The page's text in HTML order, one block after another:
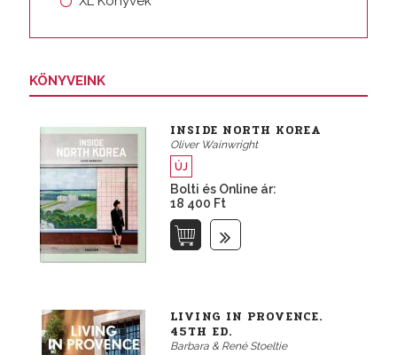
KÖNYVEINK
INSIDE NORTH KOREA
Oliver Wainwright
ÚJ
Bolti és Online ár:
18 400 Ft
LIVING IN PROVENCE.
45TH ED.
Barbara & René Stoeltie